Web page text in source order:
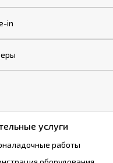
in
услуги
работы